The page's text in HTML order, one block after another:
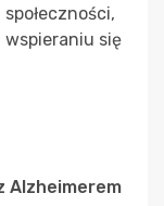
się
Alzheimerem